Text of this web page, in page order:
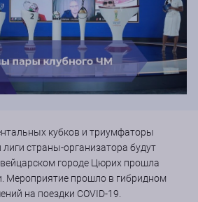
кубков и триумфаторы
страны-организатора будут
городе Цюрих прошла
Мероприятие прошло в гибридном
на поездки COVID-19.